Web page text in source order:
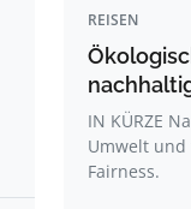
REISEN
IN KÜRZE
Umwelt
Fairness.